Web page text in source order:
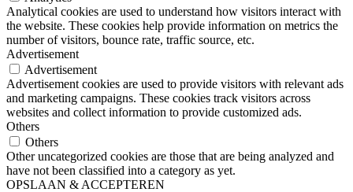
Analytical cookies are used to understand how visitors interact with
the website. These cookies help provide information on metrics the
number of visitors, bounce rate, traffic source, etc.
Advertisement
Advertisement
Advertisement cookies are used to provide visitors with relevant ads
and marketing campaigns. These cookies track visitors across
websites and collect information to provide customized ads.
Others
Others
Other uncategorized cookies are those that are being analyzed and
have not been classified into a category as yet.
OPSLAAN & ACCEPTEREN